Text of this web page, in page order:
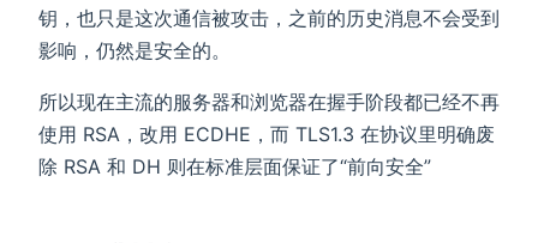
钥，也只是这次通信被攻击，之前的历史消息不会受到
影响，仍然是安全的。
所以现在主流的服务器和浏览器在握手阶段都已经不再
使用 RSA，改用 ECDHE，而 TLS1.3 在协议里明确废
除 RSA 和 DH 则在标准层面保证了“前向安全”